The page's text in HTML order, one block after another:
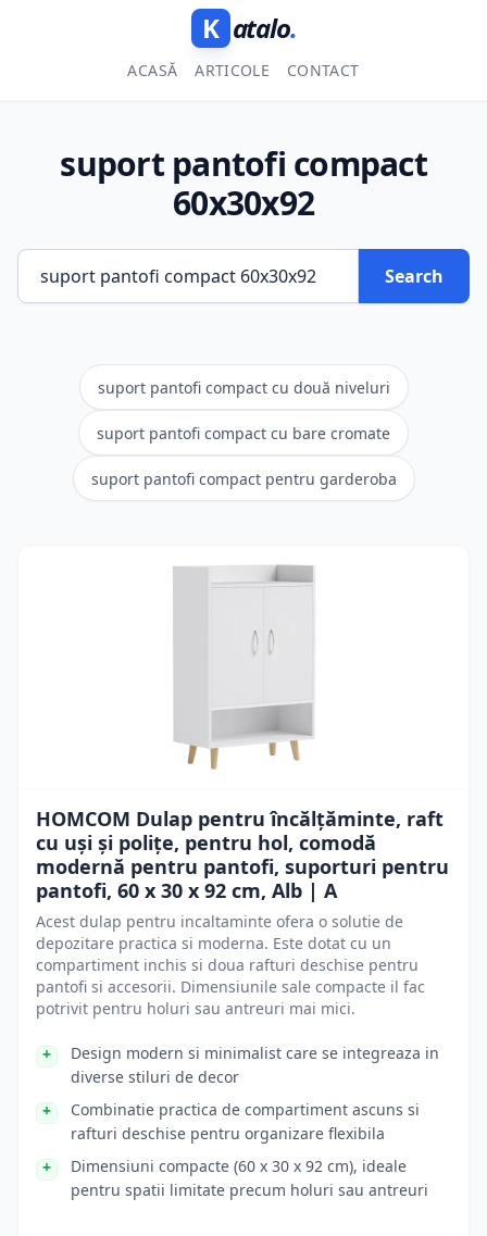
K atalo.
ACASĂ ARTICOLE CONTACT
suport pantofi compact
60x30x92
Search
suport pantofi compact cu două niveluri
suport pantofi compact cu bare cromate
suport pantofi compact pentru garderoba
HOMCOM Dulap pentru încălțăminte, raft
cu uși și polițe, pentru hol, comodă
modernă pentru pantofi, suporturi pentru
pantofi, 60 x 30 x 92 cm, Alb | A
Acest dulap pentru incaltaminte ofera o solutie de
depozitare practica si moderna. Este dotat cu un
compartiment inchis si doua rafturi deschise pentru
pantofi si accesorii. Dimensiunile sale compacte il fac
potrivit pentru holuri sau antreuri mai mici.
Design modern si minimalist care se integreaza in
diverse stiluri de decor
Combinatie practica de compartiment ascuns si
rafturi deschise pentru organizare flexibila
Dimensiuni compacte (60 x 30 x 92 cm), ideale
pentru spatii limitate precum holuri sau antreuri